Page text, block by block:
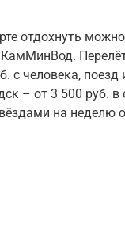
отдохнуть
с человека, поезд
– от 3 500 руб. в
на неделю